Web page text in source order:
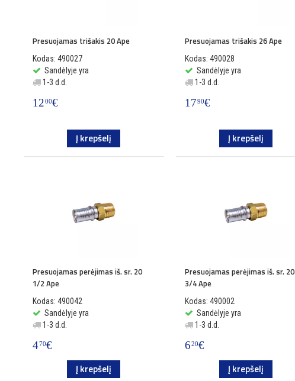
Presuojamas trišakis 20 Ape
Kodas: 490027
Sandėlyje yra
1-3 d.d.
1200€
Į krepšelį
Presuojamas trišakis 26 Ape
Kodas: 490028
Sandėlyje yra
1-3 d.d.
1790€
Į krepšelį
Presuojamas perėjimas iš. sr. 20
1/2 Ape
Kodas: 490042
Sandėlyje yra
1-3 d.d.
470€
Į krepšelį
Presuojamas perėjimas iš. sr. 20
3/4 Ape
Kodas: 490002
Sandėlyje yra
1-3 d.d.
620€
Į krepšelį